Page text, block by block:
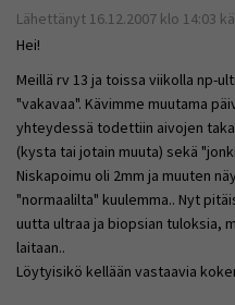
Lähettänyt 16.12.2007 klo 14:03
Hei!
Meillä rv 13 ja toissa viikolla np-
"vakavaa". Kävimme muutama
yhteydessä todettiin aivojen
(kysta tai jotain muuta) sekä
Niskapoimu oli 2mm ja muuten
"normaalilta" kuulemma.. Nyt
uutta ultraa ja biopsian tuloksia,
laitaan..
Löytyisikö kellään vastaavia